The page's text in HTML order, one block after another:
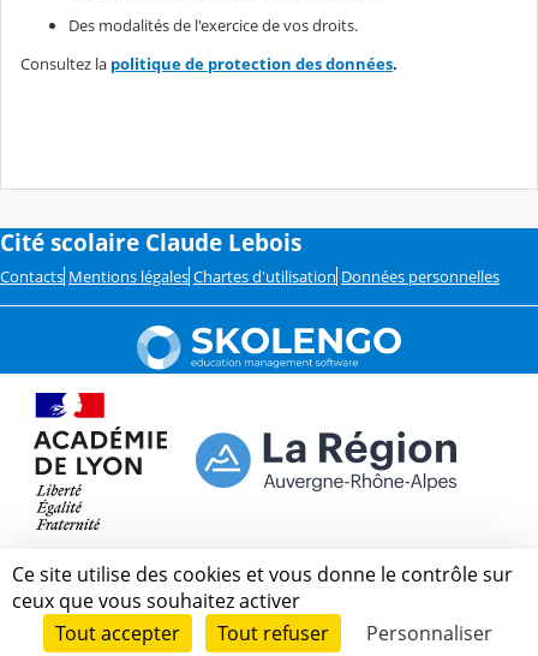
Des modalités de l'exercice de vos droits.
Consultez la politique de protection des données.
Cité scolaire Claude Lebois
Contacts Mentions légales Chartes d'utilisation Données personnelles
Ce site utilise des cookies et vous donne le contrôle sur
ceux que vous souhaitez activer
Tout accepter
Tout refuser Personnaliser